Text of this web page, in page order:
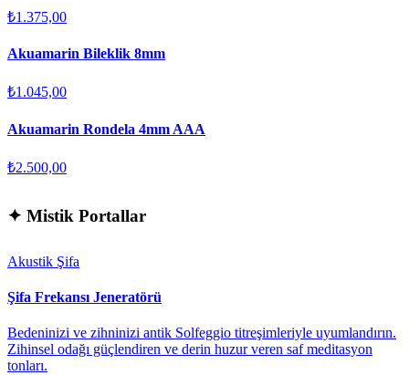
₺1.375,00
Akuamarin Bileklik 8mm
₺1.045,00
Akuamarin Rondela 4mm AAA
₺2.500,00
✦ Mistik Portallar
Akustik Şifa
Şifa Frekansı Jeneratörü
Bedeninizi ve zihninizi antik Solfeggio titreşimleriyle uyumlandırın.
Zihinsel odağı güçlendiren ve derin huzur veren saf meditasyon
tonları.